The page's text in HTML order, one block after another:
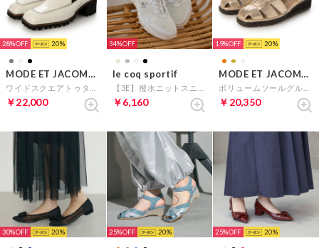
28% 20
MODE ET JACOMO D'ICI
￥22,000
34%
le coq sportif
￥6,160
19% 20
MODE ET JACOMO D'ICI
￥20,350
30% 20 25% 20 25% 20